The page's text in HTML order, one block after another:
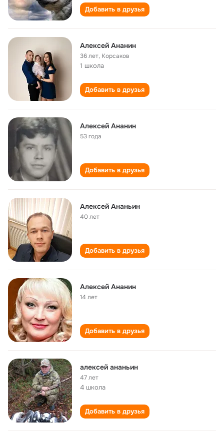
Добавить в друзья
Алексей Ананин
36 лет, Корсаков
1 школа
Добавить в друзья
Алексей Ананин
53 года
Добавить в друзья
Алексей Ананьин
40 лет
Добавить в друзья
Алексей Ананин
14 лет
Добавить в друзья
алексей ананьин
47 лет
4 школа
Добавить в друзья